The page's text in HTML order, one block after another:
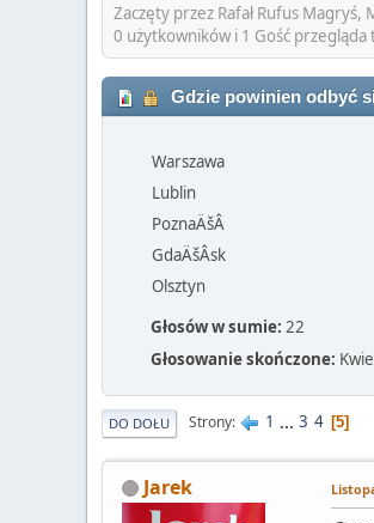
Zaczęty przez Rafał Rufus Magryś,
0 użytkowników i 1 Gość przegląda
Gdzie powinien odbyć
Warszawa
Lublin
PoznaÄšÂ
GdaÄšÂsk
Olsztyn
Głosów w sumie: 22
Głosowanie skończone:
DO DOŁU Strony 1 ... 3 4 5
Jarek